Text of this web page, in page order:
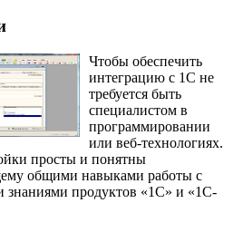
Чтобы обеспечить
интеграцию с 1С не
требуется быть
специалистом в
программировании
или веб-технологиях.
просты и понятны
общими навыками работы с
знаниями продуктов «1С» и «1С-